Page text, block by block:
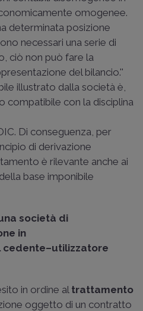
omogenee.
determinata posizione
necessari una serie di
ciò non può fare la
del bilancio.''
illustrato dalla società è,
compatibile con la disciplina
Di conseguenza, per
di derivazione
è rilevante anche ai
base imponibile
società di
in
cedente–utilizzatore
in ordine al trattamento
oggetto di un contratto